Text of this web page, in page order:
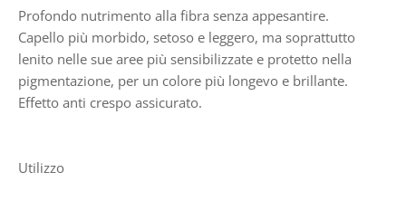
Profondo nutrimento alla fibra senza appesantire.
Capello più morbido, setoso e leggero, ma soprattutto
lenito nelle sue aree più sensibilizzate e protetto nella
pigmentazione, per un colore più longevo e brillante.
Effetto anti crespo assicurato.
Utilizzo